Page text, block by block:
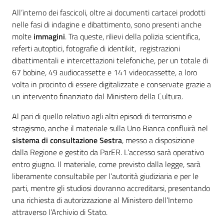
All’interno dei fascicoli, oltre ai documenti cartacei prodotti
nelle fasi di indagine e dibattimento, sono presenti anche
molte immagini. Tra queste, rilievi della polizia scientifica,
referti autoptici, fotografie di identikit, registrazioni
dibattimentali e intercettazioni telefoniche, per un totale di
67 bobine, 49 audiocassette e 141 videocassette, a loro
volta in procinto di essere digitalizzate e conservate grazie a
un intervento finanziato dal Ministero della Cultura.
Al pari di quello relativo agli altri episodi di terrorismo e
stragismo, anche il materiale sulla Uno Bianca confluirà nel
sistema di consultazione Sestra, messo a disposizione
dalla Regione e gestito da ParER. L’accesso sarà operativo
entro giugno. Il materiale, come previsto dalla legge, sarà
liberamente consultabile per l’autorità giudiziaria e per le
parti, mentre gli studiosi dovranno accreditarsi, presentando
una richiesta di autorizzazione al Ministero dell’Interno
attraverso l’Archivio di Stato.